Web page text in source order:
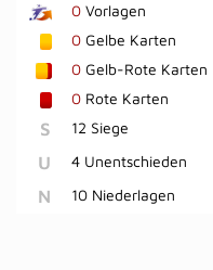
0 Vorlagen
0 Gelbe Karten
0 Gelb-Rote Karten
0 Rote Karten
S 12 Siege
U 4 Unentschieden
N 10 Niederlagen